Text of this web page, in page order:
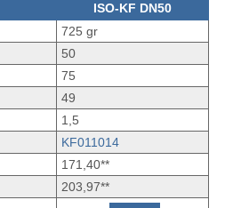
ISO-KF DN50
725 gr
50
75
49
1,5
KF011014
171,40**
203,97**